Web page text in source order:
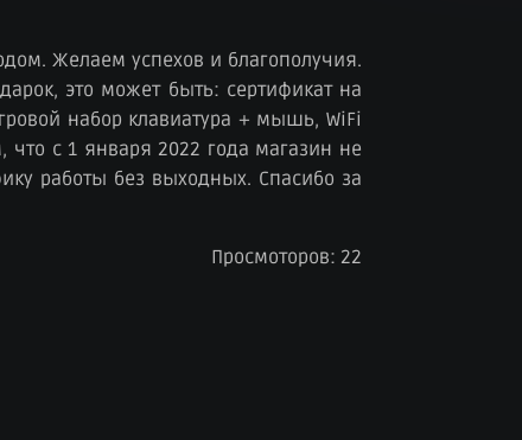
Желаем успехов и благополучия.
это может быть: сертификат на
набор клавиатура + мышь, WiFi
с 1 января 2022 года магазин не
работы без выходных. Спасибо за
Просмоторов: 22